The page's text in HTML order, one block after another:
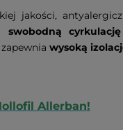
jakości,
swobodną
wysoką
Allerban!